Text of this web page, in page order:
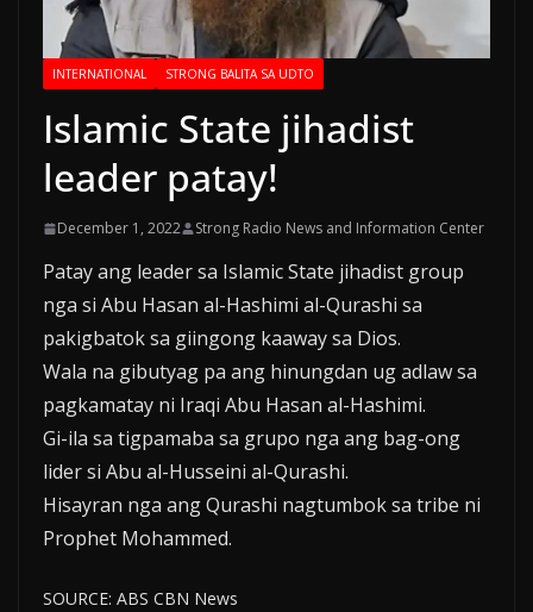
INTERNATIONAL STRONG BALITA SA UDTO
Islamic State jihadist
leader patay!
December 1, 2022 Strong Radio News and Information Center
Patay ang leader sa Islamic State jihadist group
nga si Abu Hasan al-Hashimi al-Qurashi sa
pakigbatok sa giingong kaaway sa Dios.
Wala na gibutyag pa ang hinungdan ug adlaw sa
pagkamatay ni Iraqi Abu Hasan al-Hashimi.
Gi-ila sa tigpamaba sa grupo nga ang bag-ong
lider si Abu al-Husseini al-Qurashi.
Hisayran nga ang Qurashi nagtumbok sa tribe ni
Prophet Mohammed.
SOURCE: ABS CBN News